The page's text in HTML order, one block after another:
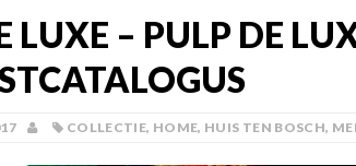
LUXE – PULP DE
COLLECTIE, HOME, HUIS TEN BOSCH,